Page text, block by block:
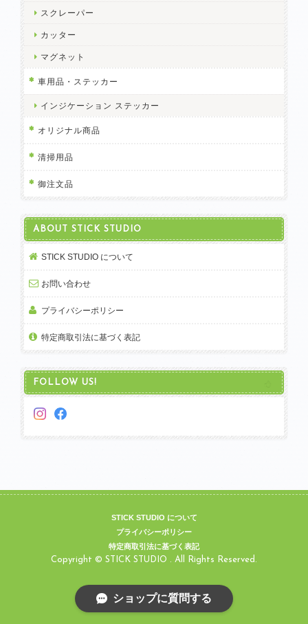
スクレーパー
カッター
マグネット
車用品・ステッカー
インジケーション ステッカー
オリジナル商品
清掃用品
御注文品
ABOUT STICK STUDIO
STICK STUDIO について
お問い合わせ
プライバシーポリシー
特定商取引法に基づく表記
FOLLOW US!
STICK STUDIO について
プライバシーポリシー
特定商取引法に基づく表記
Copyright © STICK STUDIO . All Rights Reserved.
ショップに質問する